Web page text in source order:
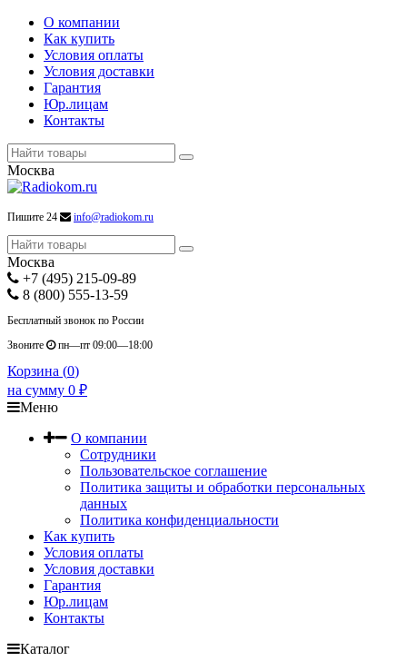
О компании
Как купить
Условия оплаты
Условия доставки
Гарантия
Юр.лицам
Контакты
Москва
Пишите 24 info@radiokom.ru
Москва
+7 (495) 215-09-89
8 (800) 555-13-59
Бесплатный звонок по России
Звоните
пн—пт 09:00—18:00
Корзина (0)
на сумму 0 ₽
Меню
О компании
Сотрудники
Пользовательское соглашение
Политика защиты и обработки персональных
данных
Политика конфиденциальности
Как купить
Условия оплаты
Условия доставки
Гарантия
Юр.лицам
Контакты
Каталог